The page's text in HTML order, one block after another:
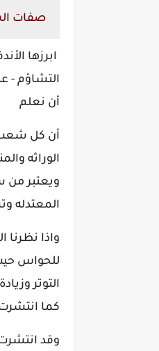
صفات
ابرزها
التشاؤم -
أن نعلم
أن كل شعب
الوراثه
ويعتبر من
المعتدله
واذا نظرنا
للحواس
التوتر
كما
وقد